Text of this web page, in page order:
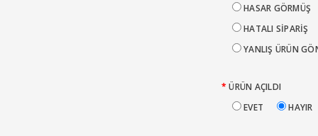
HASAR GÖRMÜŞ
HATALI SIPARIŞ
YANLIŞ ÜRÜN
ÜRÜN AÇILDI
EVET
HAYIR